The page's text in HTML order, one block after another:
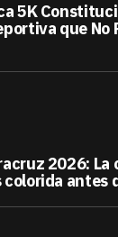
5K
que No
2026: La
antes